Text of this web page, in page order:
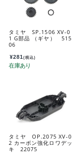
タミヤ SP.1506 XV-0
1 G部品 （ギヤ） 515
06
¥281(税込)
タミヤ OP.2075 XV-0
2 カーボン強化ロワデッ
キ 22075